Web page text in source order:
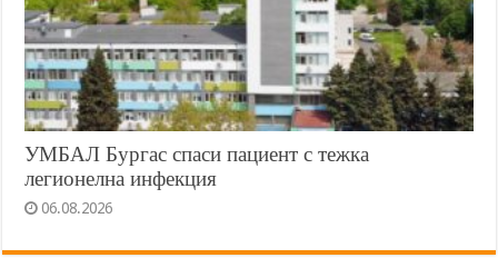
УМБАЛ Бургас спаси пациент с тежка
легионелна инфекция
06.08.2026